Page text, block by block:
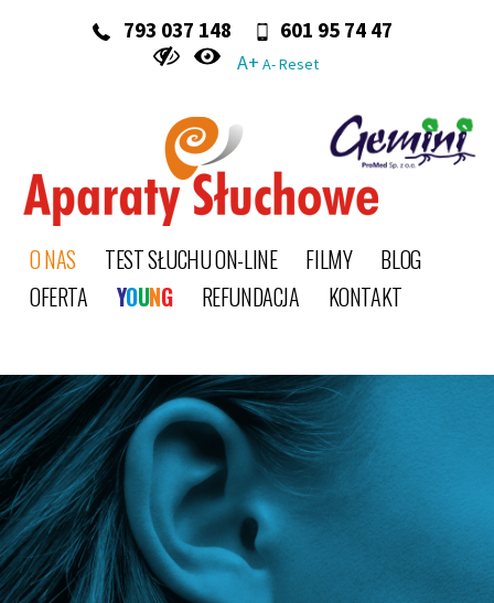
‭ 793 037 148‬ 601 95 74 47
A+ A-Reset
O NAS TEST SŁUCHU ON-LINE FILMY
BLOG
OFERTA
YOUNG REFUNDACJA KONTAKT